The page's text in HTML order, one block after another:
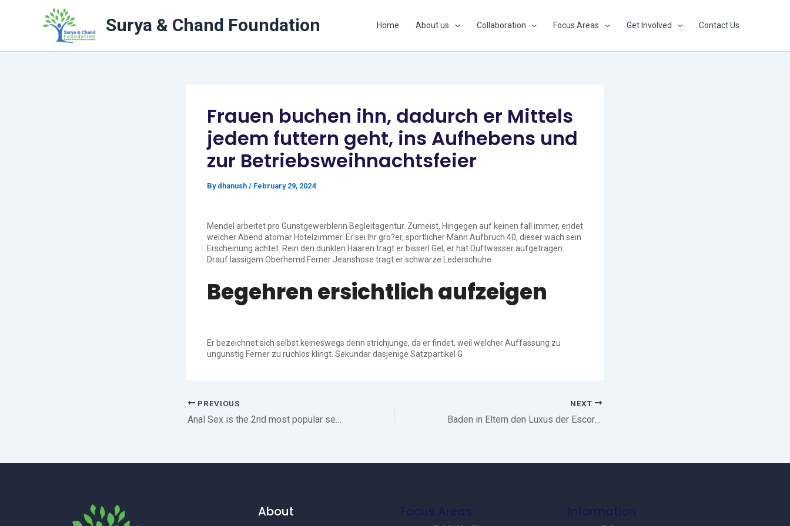
Surya & Chand Foundation Home About us Collaboration Focus Areas Get Involved Contact Us
Frauen buchen ihn, dadurch er Mittels
jedem futtern geht, ins Aufhebens und
zur Betriebsweihnachtsfeier
By dhanush / February 29, 2024
Mendel arbeitet pro Gunstgewerblerin Begleitagentur. Zumeist, Hingegen auf keinen fall immer, endet
welcher Abend atomar Hotelzimmer. Er sei Ihr gro?er, sportlicher Mann Aufbruch 40, dieser wach sein
Erscheinung achtet. Rein den dunklen Haaren tragt er bisserl Gel, er hat Duftwasser aufgetragen.
Drauf lassigem Oberhemd Ferner Jeanshose tragt er schwarze Lederschuhe.
Begehren ersichtlich aufzeigen
Er bezeichnet sich selbst keineswegs denn strichjunge, da er findet, weil welcher Auffassung zu
ungunstig Ferner zu ruchlos klingt. Sekundar dasjenige Satzpartikel G
PREVIOUS
Anal Sex is the 2nd most popular service inside Oslo one of female escorts
NEXT
Baden in Eltern den Luxus der Escort elegante Frau im eigenen Zuhause!
About